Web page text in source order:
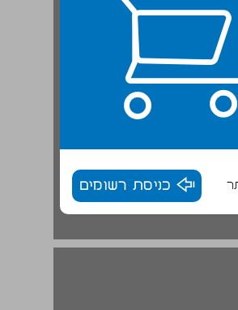
כניסת רשומים